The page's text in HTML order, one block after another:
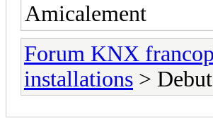
Amicalement
Forum KNX
installations >